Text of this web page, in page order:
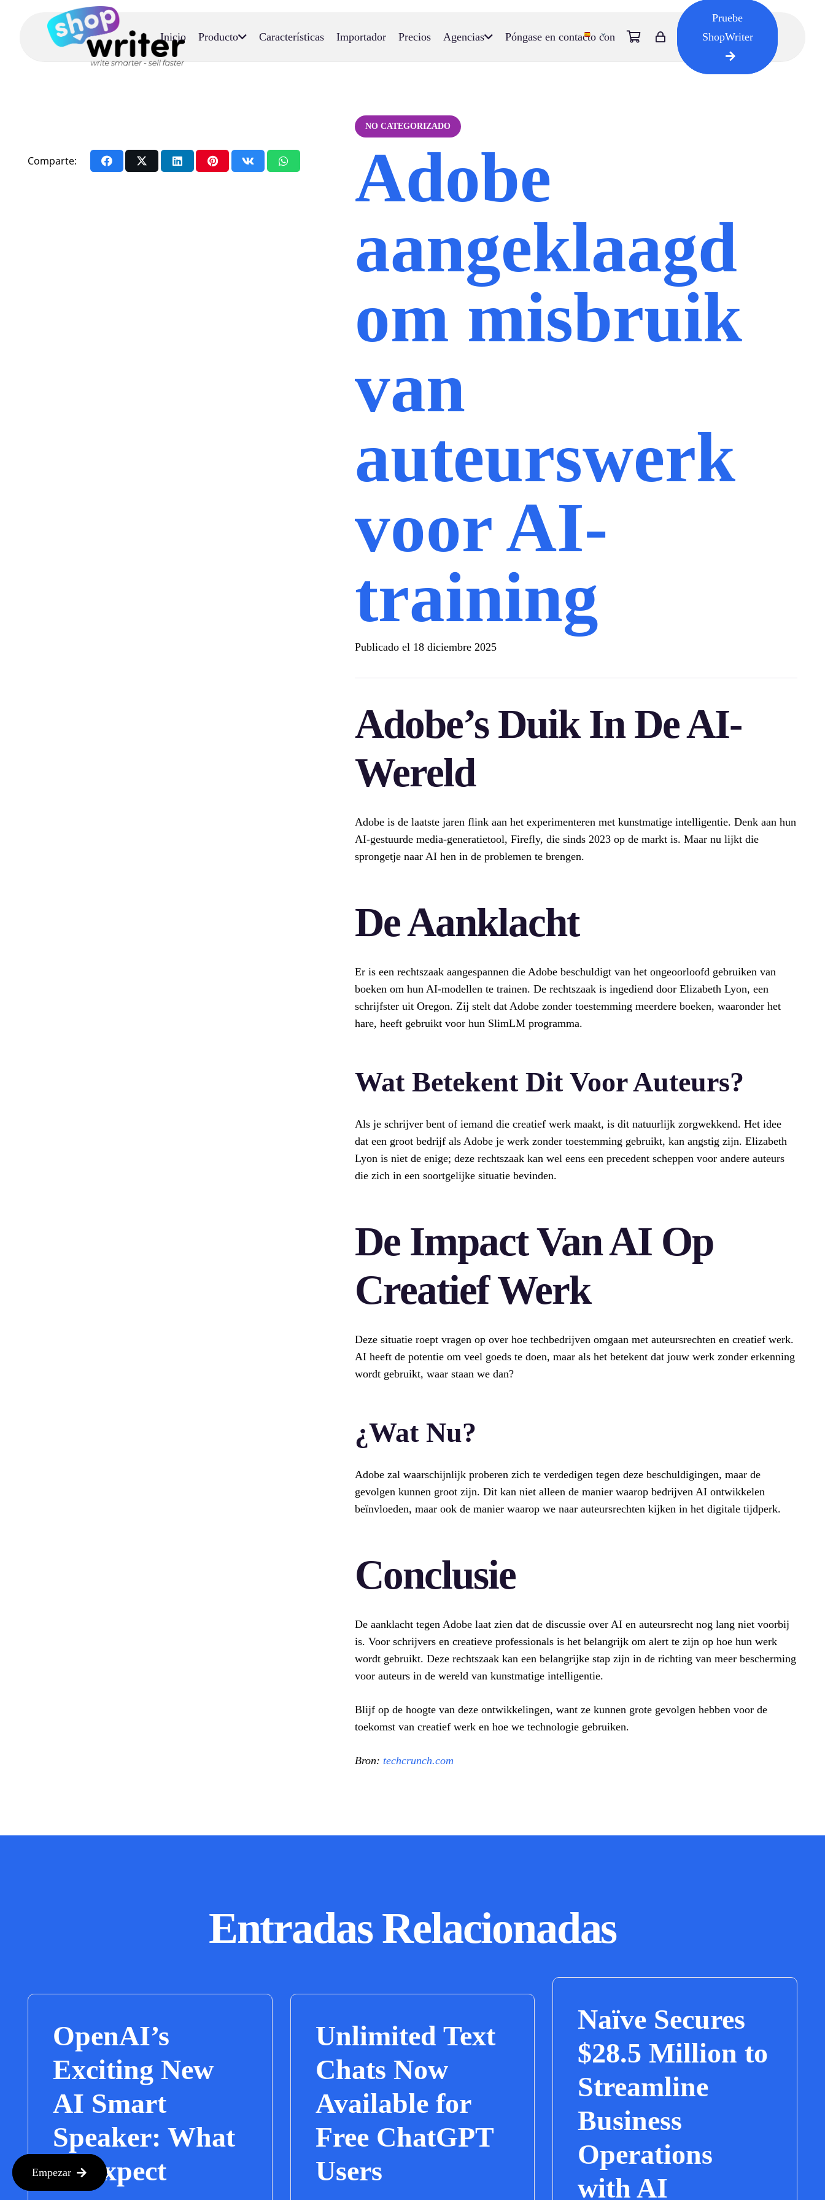
Inicio Producto Características Importador Precios Agencias Póngase en contacto con
Pruebe
ShopWriter
Comparte:
NO CATEGORIZADO
Adobe
aangeklaagd
om misbruik
van
auteurswerk
voor AI-
training
Publicado el 18 diciembre 2025
Adobe’s Duik In De AI-
Wereld
Adobe is de laatste jaren flink aan het experimenteren met kunstmatige intelligentie. Denk aan hun
AI-gestuurde media-generatietool, Firefly, die sinds 2023 op de markt is. Maar nu lijkt die
sprongetje naar AI hen in de problemen te brengen.
De Aanklacht
Er is een rechtszaak aangespannen die Adobe beschuldigt van het ongeoorloofd gebruiken van
boeken om hun AI-modellen te trainen. De rechtszaak is ingediend door Elizabeth Lyon, een
schrijfster uit Oregon. Zij stelt dat Adobe zonder toestemming meerdere boeken, waaronder het
hare, heeft gebruikt voor hun SlimLM programma.
Wat Betekent Dit Voor Auteurs?
Als je schrijver bent of iemand die creatief werk maakt, is dit natuurlijk zorgwekkend. Het idee
dat een groot bedrijf als Adobe je werk zonder toestemming gebruikt, kan angstig zijn. Elizabeth
Lyon is niet de enige; deze rechtszaak kan wel eens een precedent scheppen voor andere auteurs
die zich in een soortgelijke situatie bevinden.
De Impact Van AI Op
Creatief Werk
Deze situatie roept vragen op over hoe techbedrijven omgaan met auteursrechten en creatief werk.
AI heeft de potentie om veel goeds te doen, maar als het betekent dat jouw werk zonder erkenning
wordt gebruikt, waar staan we dan?
¿Wat Nu?
Adobe zal waarschijnlijk proberen zich te verdedigen tegen deze beschuldigingen, maar de
gevolgen kunnen groot zijn. Dit kan niet alleen de manier waarop bedrijven AI ontwikkelen
beïnvloeden, maar ook de manier waarop we naar auteursrechten kijken in het digitale tijdperk.
Conclusie
De aanklacht tegen Adobe laat zien dat de discussie over AI en auteursrecht nog lang niet voorbij
is. Voor schrijvers en creatieve professionals is het belangrijk om alert te zijn op hoe hun werk
wordt gebruikt. Deze rechtszaak kan een belangrijke stap zijn in de richting van meer bescherming
voor auteurs in de wereld van kunstmatige intelligentie.
Blijf op de hoogte van deze ontwikkelingen, want ze kunnen grote gevolgen hebben voor de
toekomst van creatief werk en hoe we technologie gebruiken.
Bron: techcrunch.com
Entradas Relacionadas
OpenAI’s
Exciting New
AI Smart
Speaker: What
to Expect
Unlimited Text
Chats Now
Available for
Free ChatGPT
Users
Naïve Secures
$28.5 Million to
Streamline
Business
Operations
with AI
Empezar